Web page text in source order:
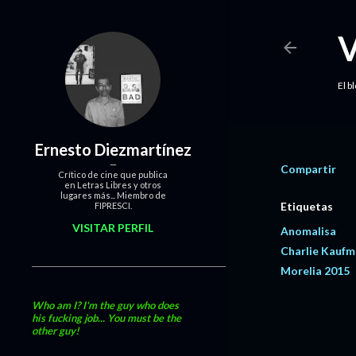
El
Compartir
Etiquetas
Anomalisa
Charlie
Morelia 2015
Ernesto Diezmartínez
Crítico de cine que publica
en Letras Libres y otros
lugares más... Miembro de
FIPRESCI.
VISITAR PERFIL
Who am I? I'm the guy who does
his fucking job... You must be the
other guy!